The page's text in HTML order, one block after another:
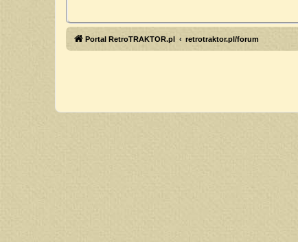
Portal RetroTRAKTOR.pl retrotraktor.pl/forum